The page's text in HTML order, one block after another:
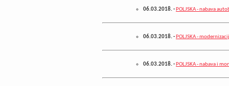
06.03.2018.- POLJSKA - nabava
06.03.2018.- POLJSKA -
06.03.2018.- POLJSKA - nabava i